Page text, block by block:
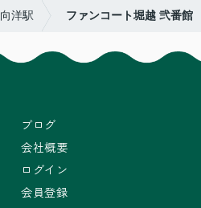
向洋駅 ファンコート堀越 弐番館
ブログ
会社概要
ログイン
会員登録